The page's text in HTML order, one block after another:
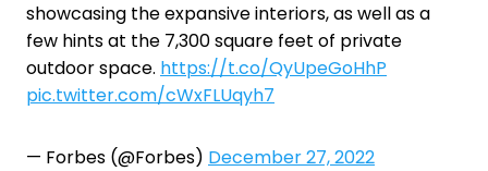
showcasing the expansive interiors, as well as a
few hints at the 7,300 square feet of private
outdoor space. https://t.co/QyUpeGoHhP
pic.twitter.com/cWxFLUqyh7
— Forbes (@Forbes) December 27, 2022